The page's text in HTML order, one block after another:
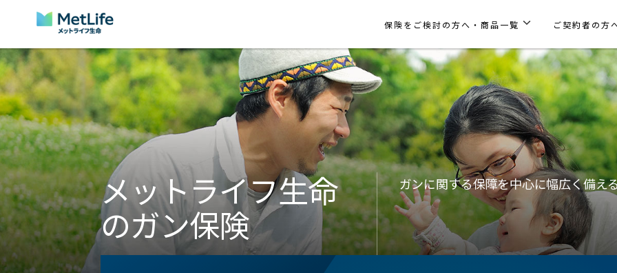
Skip Navigation
保険をご検討の方へ・商品一覧 ご契約者の方
メットライフ生命
のガン保険
ガンに関する保障を中心に幅広く備え